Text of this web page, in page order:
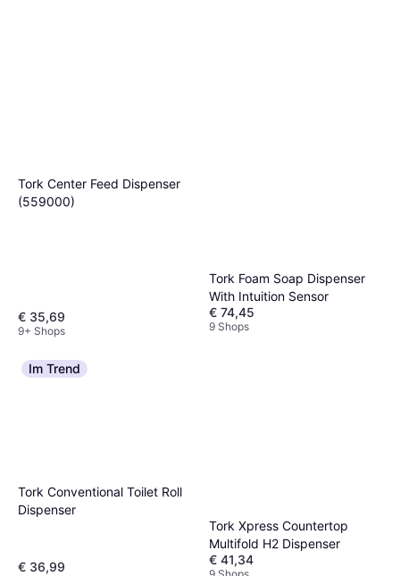
Tork Center Feed Dispenser
(559000)
€ 35,69
9+ Shops
Tork Foam Soap Dispenser
With Intuition Sensor
€ 74,45
9 Shops
Im Trend
Tork Conventional Toilet Roll
Dispenser
€ 36,99
Tork Xpress Countertop
Multifold H2 Dispenser
€ 41,34